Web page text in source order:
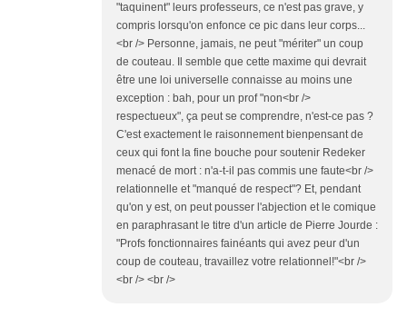
"taquinent" leurs professeurs, ce n'est pas grave, y
compris lorsqu'on enfonce ce pic dans leur corps...
<br /> Personne, jamais, ne peut "mériter" un coup
de couteau. Il semble que cette maxime qui devrait
être une loi universelle connaisse au moins une
exception : bah, pour un prof "non<br />
respectueux", ça peut se comprendre, n'est-ce pas ?
C'est exactement le raisonnement bienpensant de
ceux qui font la fine bouche pour soutenir Redeker
menacé de mort : n'a-t-il pas commis une faute<br />
relationnelle et "manqué de respect"? Et, pendant
qu'on y est, on peut pousser l'abjection et le comique
en paraphrasant le titre d'un article de Pierre Jourde :
"Profs fonctionnaires fainéants qui avez peur d'un
coup de couteau, travaillez votre relationnel!"<br />
<br /> <br />